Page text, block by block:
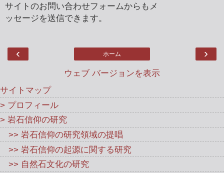
サイトのお問い合わせフォームからもメ
ッセージを送信できます。
‹ ›
ホーム
ウェブ バージョンを表示
サイトマップ
> プロフィール
> 岩石信仰の研究
>> 岩石信仰の研究領域の提唱
>> 岩石信仰の起源に関する研究
>> 自然石文化の研究